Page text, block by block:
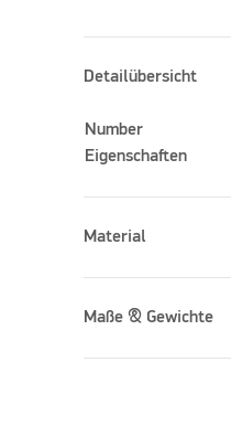
Detailübersicht
Number
Eigenschaften
Material
Maße & Gewichte